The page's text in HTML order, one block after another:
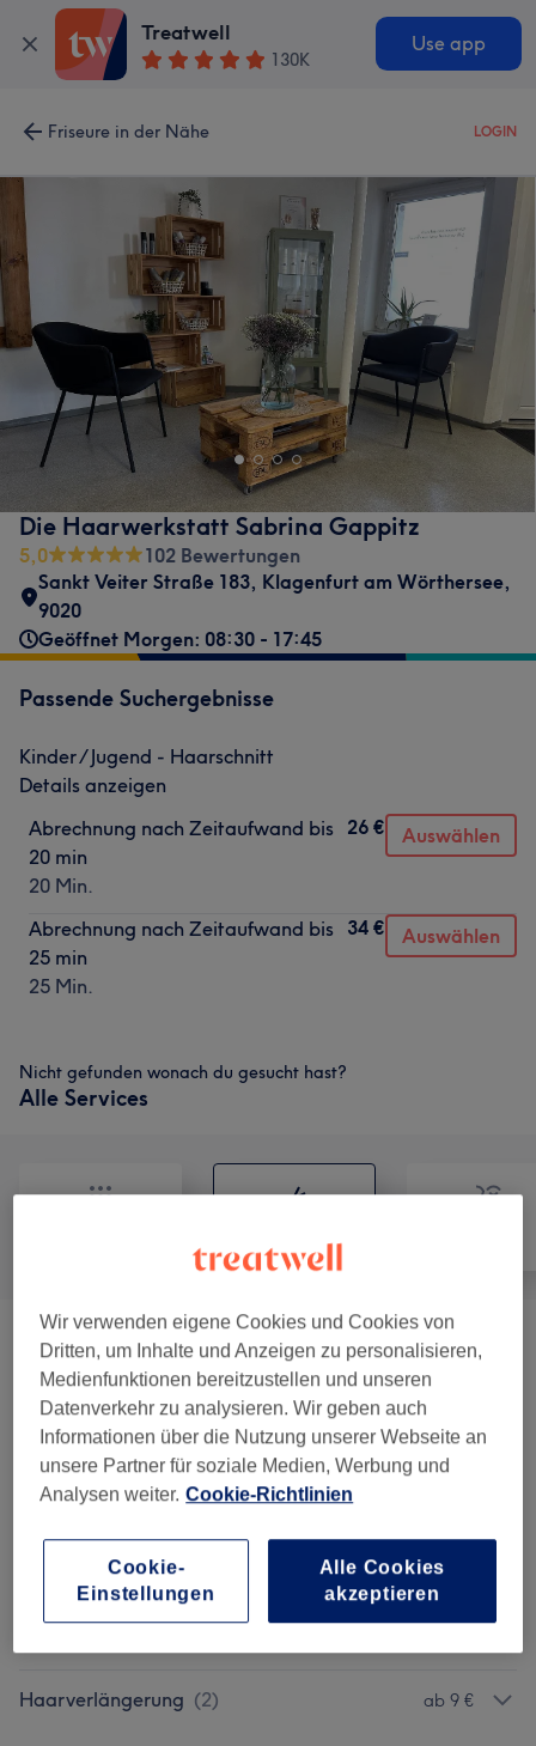
Treatwell
130K
Use app
Friseure in der Nähe LOGIN
Die Haarwerkstatt Sabrina Gappitz
5,0
102 Bewertungen
Sankt Veiter Straße 183, Klagenfurt am Wörthersee,
9020
Geöffnet Morgen: 08:30 - 17:45
Passende Suchergebnisse
Kinder / Jugend - Haarschnitt
Details anzeigen
Abrechnung nach Zeitaufwand bis
20 min
20 Min.
26 € Auswählen
Abrechnung nach Zeitaufwand bis
25 min
25 Min.
34 € Auswählen
Nicht gefunden wonach du gesucht hast?
Alle Services
Damen - Haarschnitte & Stylings (15 ) ab 20 €
Damen - Farbe & Coloration (8) ab 55 €
Haarkuren & Pflege (5) ab 8 €
Kinder - Haarschnitte & Stylings 1 )
Haarverlängerung (2) ab 9 €
Wir verwenden eigene Cookies und Cookies von
Dritten, um Inhalte und Anzeigen zu personalisieren,
Medienfunktionen bereitzustellen und unseren
Datenverkehr zu analysieren. Wir geben auch
Informationen über die Nutzung unserer Webseite an
unsere Partner für soziale Medien, Werbung und
Analysen weiter. Cookie-Richtlinien
Alle Cookies
akzeptieren
Cookie-
Einstellungen